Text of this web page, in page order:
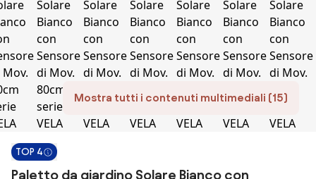
Mostra tutti i contenuti multimediali (15)
TOP 4
Paletto da giardino Solare Bianco con